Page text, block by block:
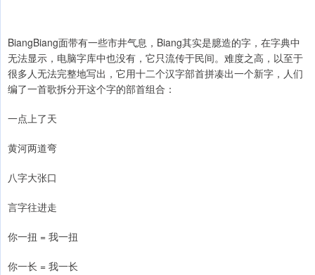
BiangBiang面带有一些市井气息，Biang其实是臆造的字，在字典中
无法显示，电脑字库中也没有，它只流传于民间。难度之高，以至于
很多人无法完整地写出，它用十二个汉字部首拼凑出一个新字，人们
编了一首歌拆分开这个字的部首组合：
一点上了天
黄河两道弯
八字大张口
言字往进走
你一扭 = 我一扭
你一长 = 我一长